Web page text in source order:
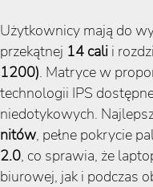
Użytkownicy mają do
przekątnej 14 cali i
1200). Matryce w
technologii IPS
niedotykowych.
nitów, pełne pokrycie
2.0, co sprawia, że
biurowej, jak i podczas